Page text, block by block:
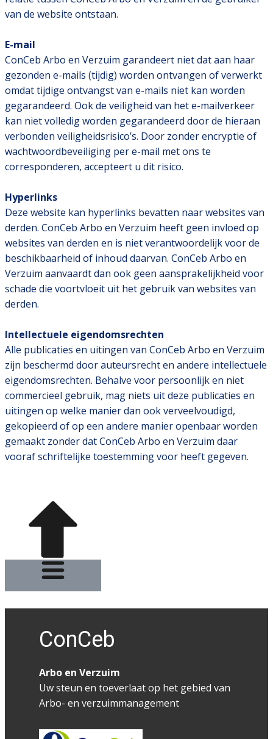
van de website ontstaan.
E-mail
ConCeb Arbo en Verzuim garandeert niet dat aan haar
gezonden e-mails (tijdig) worden ontvangen of verwerkt
omdat tijdige ontvangst van e-mails niet kan worden
gegarandeerd. Ook de veiligheid van het e-mailverkeer
kan niet volledig worden gegarandeerd door de hieraan
verbonden veiligheidsrisico’s. Door zonder encryptie of
wachtwoordbeveiliging per e-mail met ons te
corresponderen, accepteert u dit risico.
Hyperlinks
Deze website kan hyperlinks bevatten naar websites van
derden. ConCeb Arbo en Verzuim heeft geen invloed op
websites van derden en is niet verantwoordelijk voor de
beschikbaarheid of inhoud daarvan. ConCeb Arbo en
Verzuim aanvaardt dan ook geen aansprakelijkheid voor
schade die voortvloeit uit het gebruik van websites van
derden.
Intellectuele eigendomsrechten
Alle publicaties en uitingen van ConCeb Arbo en Verzuim
zijn beschermd door auteursrecht en andere intellectuele
eigendomsrechten. Behalve voor persoonlijk en niet
commercieel gebruik, mag niets uit deze publicaties en
uitingen op welke manier dan ook verveelvoudigd,
gekopieerd of op een andere manier openbaar worden
gemaakt zonder dat ConCeb Arbo en Verzuim daar
vooraf schriftelijke toestemming voor heeft gegeven.
ConCeb
Arbo en Verzuim
Uw steun en toeverlaat op het gebied van
Arbo- en verzuimmanagement